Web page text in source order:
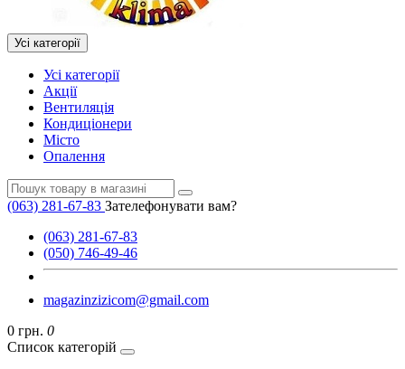
Усі категорії
Усі категорії
Акції
Вентиляція
Кондиціонери
Місто
Опалення
(063) 281-67-83 Зателефонувати вам?
(063) 281-67-83
(050) 746-49-46
magazinzizicom@gmail.com
0 грн. 0
Список категорій